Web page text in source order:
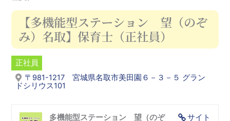
【多機能型ステーション 望（のぞ
み）名取】保育士（正社員）
正社員
〒981-1217 宮城県名取市美田園６－３－５ グラン
ドシリウス101
サイト
多機能型ステーション 望（のぞ